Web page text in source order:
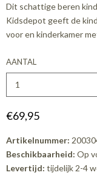
Dit schattige beren
Kidsdepot geeft de
voor en kinderkamer
AANTAL
€69,95
Artikelnummer:
Beschikbaarheid: Op
Levertijd: tijdelijk 2-4